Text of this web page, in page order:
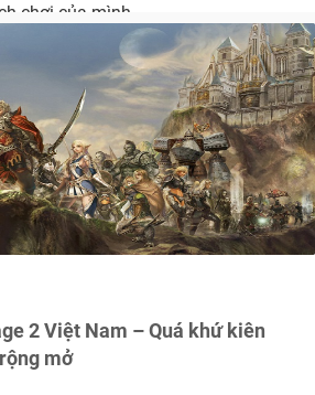
chơi của mình.
2 Việt Nam – Quá khứ kiên
mở